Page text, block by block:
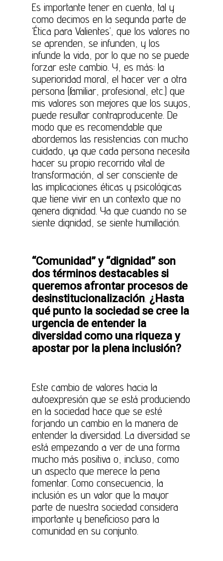
Es importante tener en cuenta, tal y
como decimos en la segunda parte de
‘Ética para Valientes’, que los valores no
se aprenden, se infunden, y los
infunde la vida, por lo que no se puede
forzar este cambio. Y, es más: la
superioridad moral, el hacer ver a otra
persona (familiar, profesional, etc.) que
mis valores son mejores que los suyos,
puede resultar contraproducente. De
modo que es recomendable que
abordemos las resistencias con mucho
cuidado, ya que cada persona necesita
hacer su propio recorrido vital de
transformación, al ser consciente de
las implicaciones éticas y psicológicas
que tiene vivir en un contexto que no
genera dignidad. Ya que cuando no se
siente dignidad, se siente humillación.
“Comunidad” y “dignidad” son
dos términos destacables si
queremos afrontar procesos de
desinstitucionalización ¿Hasta
qué punto la sociedad se cree la
urgencia de entender la
diversidad como una riqueza y
apostar por la plena inclusión?
Este cambio de valores hacia la
autoexpresión que se está produciendo
en la sociedad hace que se esté
forjando un cambio en la manera de
entender la diversidad. La diversidad se
está empezando a ver de una forma
mucho más positiva o, incluso, como
un aspecto que merece la pena
fomentar. Como consecuencia, la
inclusión es un valor que la mayor
parte de nuestra sociedad considera
importante y beneficioso para la
comunidad en su conjunto.